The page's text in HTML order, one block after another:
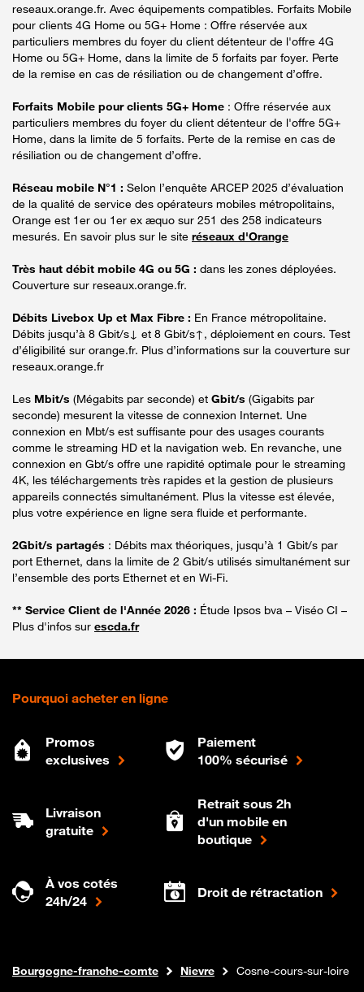
reseaux.orange.fr. Avec équipements compatibles. Forfaits Mobile
pour clients 4G Home ou 5G+ Home : Offre réservée aux
particuliers membres du foyer du client détenteur de l'offre 4G
Home ou 5G+ Home, dans la limite de 5 forfaits par foyer. Perte
de la remise en cas de résiliation ou de changement d’offre.
Forfaits Mobile pour clients 5G+ Home : Offre réservée aux
particuliers membres du foyer du client détenteur de l'offre 5G+
Home, dans la limite de 5 forfaits. Perte de la remise en cas de
résiliation ou de changement d’offre.
Réseau mobile N°1 : Selon l’enquête ARCEP 2025 d’évaluation
de la qualité de service des opérateurs mobiles métropolitains,
Orange est 1er ou 1er ex æquo sur 251 des 258 indicateurs
mesurés. En savoir plus sur le site réseaux d'Orange
Très haut débit mobile 4G ou 5G : dans les zones déployées.
Couverture sur reseaux.orange.fr.
Débits Livebox Up et Max Fibre : En France métropolitaine.
Débits jusqu’à 8 Gbit/s↓ et 8 Gbit/s↑, déploiement en cours. Test
d’éligibilité sur orange.fr. Plus d’informations sur la couverture sur
reseaux.orange.fr
Les Mbit/s (Mégabits par seconde) et Gbit/s (Gigabits par
seconde) mesurent la vitesse de connexion Internet. Une
connexion en Mbt/s est suffisante pour des usages courants
comme le streaming HD et la navigation web. En revanche, une
connexion en Gbt/s offre une rapidité optimale pour le streaming
4K, les téléchargements très rapides et la gestion de plusieurs
appareils connectés simultanément. Plus la vitesse est élevée,
plus votre expérience en ligne sera fluide et performante.
2Gbit/s partagés : Débits max théoriques, jusqu’à 1 Gbit/s par
port Ethernet, dans la limite de 2 Gbit/s utilisés simultanément sur
l’ensemble des ports Ethernet et en Wi-Fi.
** Service Client de l'Année 2026 : Étude Ipsos bva – Viséo CI –
Plus d'infos sur escda.fr
Pourquoi acheter en ligne
Promos
exclusives
Paiement
100% sécurisé
Livraison
gratuite
Retrait sous 2h
d'un mobile en
boutique
À vos cotés
24h/24
Droit de rétractation
Boutique Orange
Internet fibre
Bourgogne-franche-comte Nievre Cosne-cours-sur-loire